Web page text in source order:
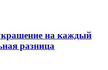
на каждый
разница